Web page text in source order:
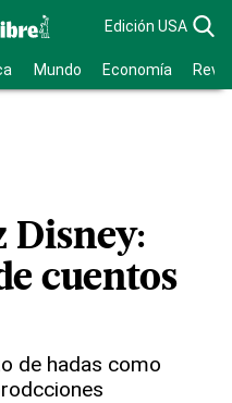
Edición USA
Mundo Economía
Disney:
cuentos
de hadas como